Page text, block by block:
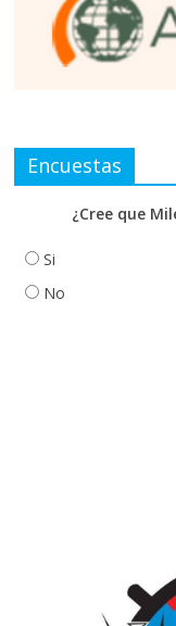
Encuestas
¿Cree que
Si
No